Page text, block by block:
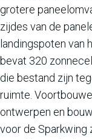
grotere
zijdes van de
landingspoten van
bevat 320
die bestand zijn
ruimte.
ontwerpen en
voor de Sparkwing